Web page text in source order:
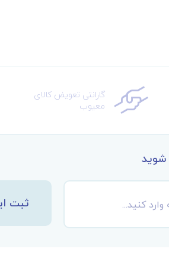
گارانتی تعویض کالای
معیوب
شوید
ثبت